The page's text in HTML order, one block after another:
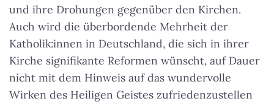
und ihre Drohungen gegenüber den Kirchen.
Auch wird die überbordende Mehrheit der
Katholik:innen in Deutschland, die sich in ihrer
Kirche signifikante Reformen wünscht, auf Dauer
nicht mit dem Hinweis auf das wundervolle
Wirken des Heiligen Geistes zufriedenzustellen